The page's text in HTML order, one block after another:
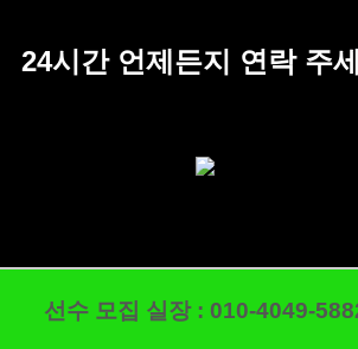
24시간 언제든지 연락 주
선수 모집 실장 : 010-4049-